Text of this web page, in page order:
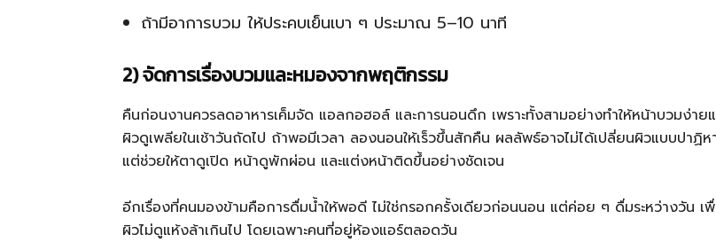
ถ้ามีอาการบวม ให้ประคบเย็นเบา ๆ ประมาณ 5–10 นาที
2) จัดการเรื่องบวมและหมองจากพฤติกรรม
คืนก่อนงานควรลดอาหารเค็มจัด แอลกอฮอล์ และการนอนดึก เพราะทั้งสามอย่างทำให้หน้าบวมง่าย
ผิวดูเพลียในเช้าวันถัดไป ถ้าพอมีเวลา ลองนอนให้เร็วขึ้นสักคืน ผลลัพธ์อาจไม่ได้เปลี่ยนผิวแบบปาฏิห
แต่ช่วยให้ตาดูเปิด หน้าดูพักผ่อน และแต่งหน้าติดขึ้นอย่างชัดเจน
อีกเรื่องที่คนมองข้ามคือการดื่มน้ำให้พอดี ไม่ใช่กรอกครั้งเดียวก่อนนอน แต่ค่อย ๆ ดื่มระหว่างวัน เ
ผิวไม่ดูแห้งล้าเกินไป โดยเฉพาะคนที่อยู่ห้องแอร์ตลอดวัน